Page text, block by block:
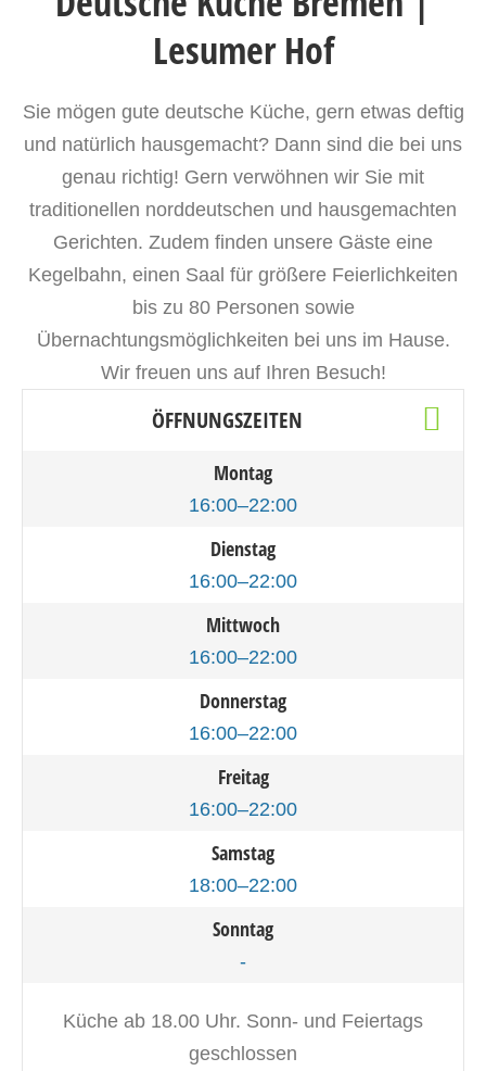
Lesumer Hof
Sie mögen gute deutsche Küche, gern etwas deftig
und natürlich hausgemacht? Dann sind die bei uns
genau richtig! Gern verwöhnen wir Sie mit
traditionellen norddeutschen und hausgemachten
Gerichten. Zudem finden unsere Gäste eine
Kegelbahn, einen Saal für größere Feierlichkeiten
bis zu 80 Personen sowie
Übernachtungsmöglichkeiten bei uns im Hause.
Wir freuen uns auf Ihren Besuch!
ÖFFNUNGSZEITEN
Montag
16:00–22:00
Dienstag
16:00–22:00
Mittwoch
16:00–22:00
Donnerstag
16:00–22:00
Freitag
16:00–22:00
Samstag
18:00–22:00
Sonntag
-
Küche ab 18.00 Uhr. Sonn- und Feiertags
geschlossen